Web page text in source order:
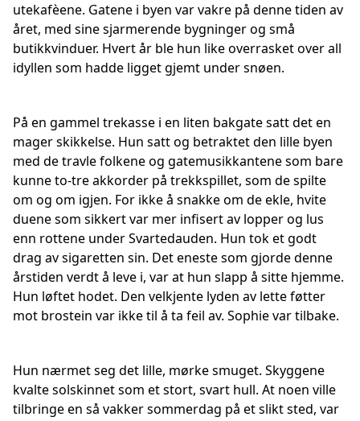
utekafèene. Gatene i byen var vakre på denne tiden av
året, med sine sjarmerende bygninger og små
butikkvinduer. Hvert år ble hun like overrasket over all
idyllen som hadde ligget gjemt under snøen.
På en gammel trekasse i en liten bakgate satt det en
mager skikkelse. Hun satt og betraktet den lille byen
med de travle folkene og gatemusikkantene som bare
kunne to-tre akkorder på trekkspillet, som de spilte
om og om igjen. For ikke å snakke om de ekle, hvite
duene som sikkert var mer infisert av lopper og lus
enn rottene under Svartedauden. Hun tok et godt
drag av sigaretten sin. Det eneste som gjorde denne
årstiden verdt å leve i, var at hun slapp å sitte hjemme.
Hun løftet hodet. Den velkjente lyden av lette føtter
mot brostein var ikke til å ta feil av. Sophie var tilbake.
Hun nærmet seg det lille, mørke smuget. Skyggene
kvalte solskinnet som et stort, svart hull. At noen ville
tilbringe en så vakker sommerdag på et slikt sted, var